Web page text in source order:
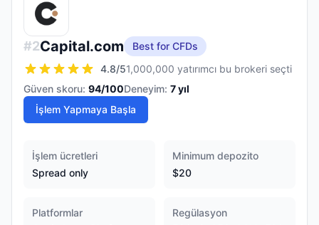
#2Capital.com
Best for CFDs
4.8/51,000,000 yatırımcı bu brokeri seçti
Güven skoru: 94/100Deneyim: 7yıl
İşlem Yapmaya Başla
İşlem ücretleri
Spread only
Minimum depozito
$20
Platformlar
Regülasyon